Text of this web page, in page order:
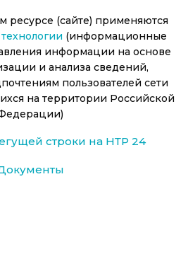
(сайте) применяются
(информационные
информации на основе
и анализа сведений,
пользователей сети
на территории Российской
строки на НТР 24